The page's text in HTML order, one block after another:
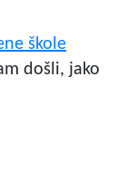
škole
došli, jako